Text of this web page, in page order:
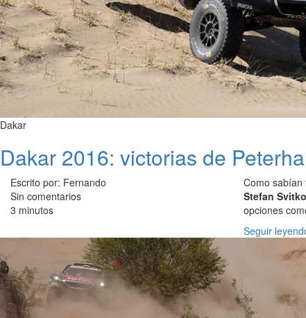
Dakar
Dakar 2016: victorias de
Escrito por: Fernando
Sin comentarios
3 minutos
Como sabían
Stefan
opciones
Seguir